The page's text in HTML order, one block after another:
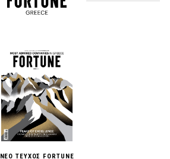
ΝΕΟ ΤΕΥΧΟΣ FORTUNE